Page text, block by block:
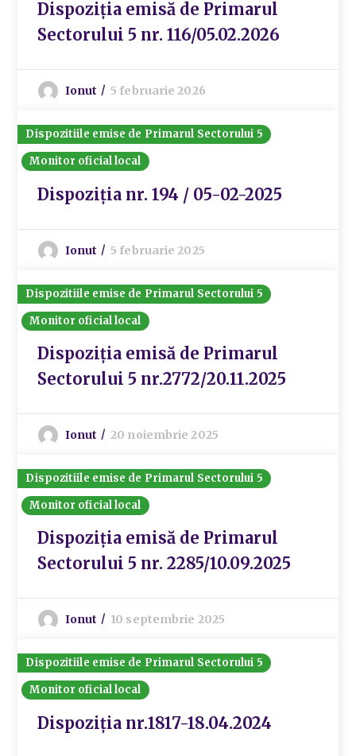
Dispoziția emisă de Primarul
Sectorului 5 nr. 116/05.02.2026
Ionut 5 februarie 2026
Dispozitiile emise de Primarul Sectorului 5
Monitor oficial local
Dispoziția nr. 194 / 05-02-2025
Ionut 5 februarie 2025
Dispozitiile emise de Primarul Sectorului 5
Monitor oficial local
Dispoziția emisă de Primarul
Sectorului 5 nr.2772/20.11.2025
Ionut 20 noiembrie 2025
Dispozitiile emise de Primarul Sectorului 5
Monitor oficial local
Dispoziția emisă de Primarul
Sectorului 5 nr. 2285/10.09.2025
Ionut 10 septembrie 2025
Dispozitiile emise de Primarul Sectorului 5
Monitor oficial local
Dispoziția nr.1817-18.04.2024